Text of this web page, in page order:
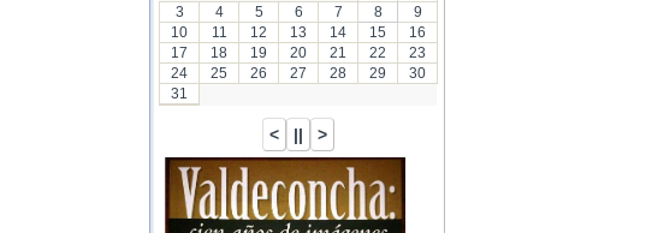
3
4 5 6 7 8
9
10
11 12 13 14 15
16
17
18 19 20 21 22
23
24
25 26 27 28 29
30
31